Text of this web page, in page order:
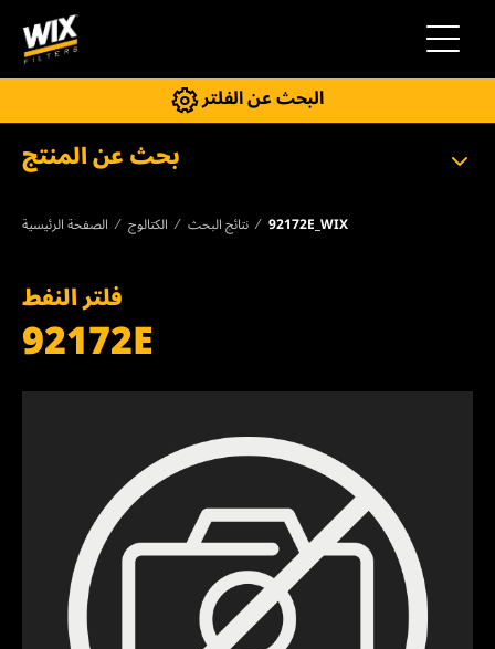
التنقل
البحث عن الفلتر
بحث عن المنتج
الصفحة الرئيسية الكتالوج نتائج البحث 92172E_WIX
فلتر النفط
92172E